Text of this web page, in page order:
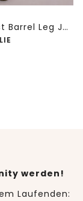
High Waist Barrel Leg Jeans im Loose Fit
werden!
Laufenden: